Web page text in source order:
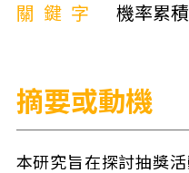
關鍵字
機率累
摘要或動機
本研究旨在探討抽獎